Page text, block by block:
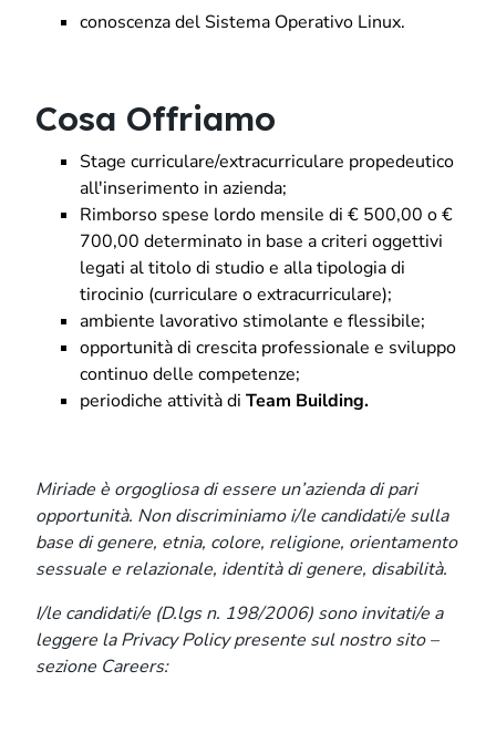
conoscenza del Sistema Operativo Linux.
Cosa Offriamo
Stage curriculare/extracurriculare propedeutico
all'inserimento in azienda;
Rimborso spese lordo mensile di € 500,00 o €
700,00 determinato in base a criteri oggettivi
legati al titolo di studio e alla tipologia di
tirocinio (curriculare o extracurriculare);
ambiente lavorativo stimolante e flessibile;
opportunità di crescita professionale e sviluppo
continuo delle competenze;
periodiche attività di Team Building.
Miriade è orgogliosa di essere un’azienda di pari
opportunità. Non discriminiamo i/le candidati/e sulla
base di genere, etnia, colore, religione, orientamento
sessuale e relazionale, identità di genere, disabilità.
I/le candidati/e (D.lgs n. 198/2006) sono invitati/e a
leggere la Privacy Policy presente sul nostro sito –
sezione Careers: